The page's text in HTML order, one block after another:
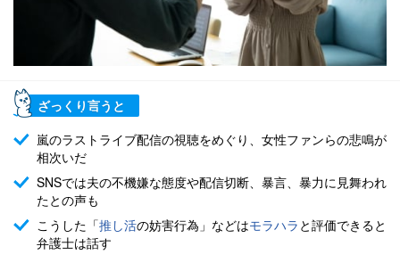
ざっくり言うと
嵐のラストライブ配信の視聴をめぐり、女性ファンらの悲鳴が
相次いだ
SNSでは夫の不機嫌な態度や配信切断、暴言、暴力に見舞われ
たとの声も
こうした「推し活の妨害行為」などはモラハラ と評価できると
弁護士は話す